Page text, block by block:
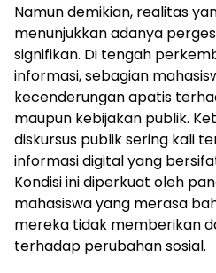
Namun demikian, realitas
menunjukkan adanya
signifikan. Di tengah
informasi, sebagian
kecenderungan apatis
maupun kebijakan publik.
diskursus publik sering kali
informasi digital yang
Kondisi ini diperkuat oleh
mahasiswa yang merasa
mereka tidak memberikan
terhadap perubahan sosial.